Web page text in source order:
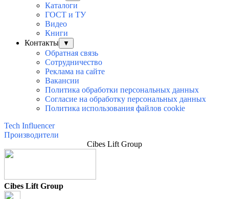
Каталоги
ГОСТ и ТУ
Видео
Книги
Контакты
▼
Обратная связь
Сотрудничество
Реклама на сайте
Вакансии
Политика обработки персональных данных
Согласие на обработку персональных данных
Политика использования файлов cookie
Tech Influencer
Производители
Cibes Lift Group
Cibes Lift Group